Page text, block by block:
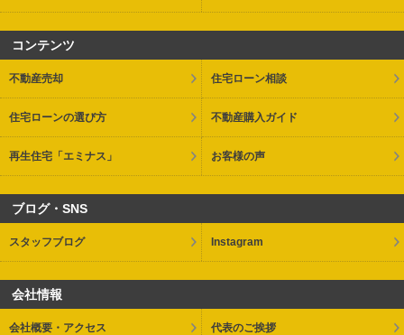
コンテンツ
不動産売却 住宅ローン相談
住宅ローンの選び方 不動産購入ガイド
再生住宅「エミナス」 お客様の声
ブログ・SNS
スタッフブログ Instagram
会社情報
会社概要・アクセス 代表のご挨拶